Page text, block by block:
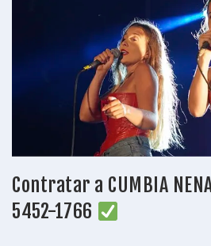
Contratar a CUMBIA
5452-1766